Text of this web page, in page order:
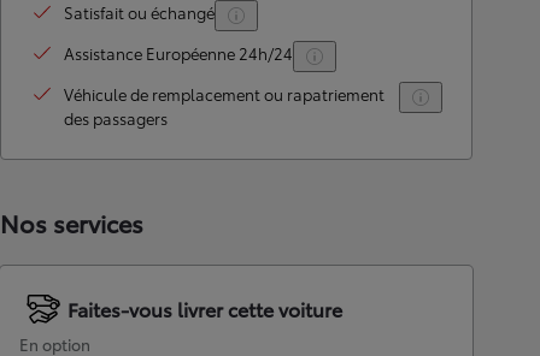
Satisfait ou échangé
Assistance Européenne 24h/24
Véhicule de remplacement ou rapatriement
des passagers
Nos services
Faites-vous livrer cette voiture
En option